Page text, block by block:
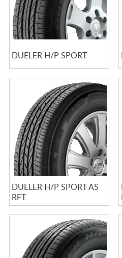
DUELER H/P SPORT
DUELER H/P SPORT AS
RFT